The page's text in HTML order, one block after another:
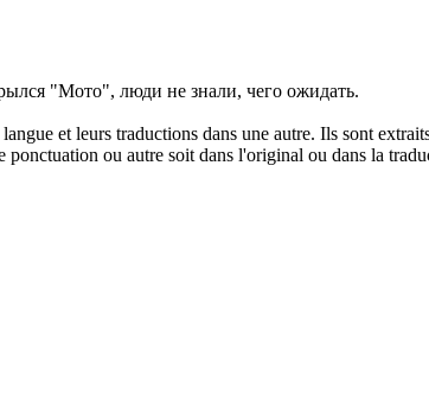
"Мото", люди не знали, чего ожидать.
et leurs traductions dans une autre. Ils sont
ou autre soit dans l'original ou dans la